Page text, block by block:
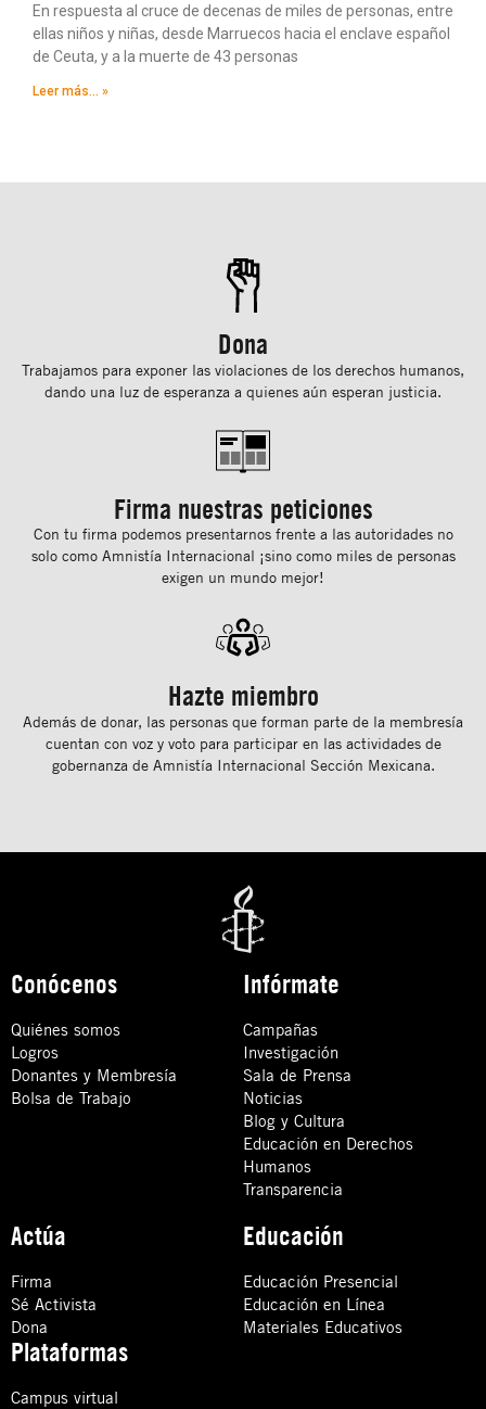
En respuesta al cruce de decenas de miles de personas, entre
ellas niños y niñas, desde Marruecos hacia el enclave español
de Ceuta, y a la muerte de 43 personas
Leer más... »
Dona
Trabajamos para exponer las violaciones de los derechos humanos,
dando una luz de esperanza a quienes aún esperan justicia.
Firma nuestras peticiones
Con tu ﬁrma podemos presentarnos frente a las autoridades no
solo como Amnistía Internacional ¡sino como miles de personas
exigen un mundo mejor!
Hazte miembro
Además de donar, las personas que forman parte de la membresía
cuentan con voz y voto para participar en las actividades de
gobernanza de Amnistía Internacional Sección Mexicana.
Conócenos
Quiénes somos
Logros
Donantes y Membresía
Bolsa de Trabajo
Infórmate
Campañas
Investigación
Sala de Prensa
Noticias
Blog y Cultura
Educación en Derechos
Humanos
Transparencia
Actúa
Firma
Sé Activista
Dona
Educación
Educación Presencial
Educación en Línea
Materiales Educativos
Plataformas
Campus virtual